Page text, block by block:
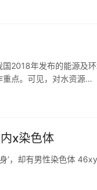
国2018年发布的能源及
重点。可见，对水资源…
x染色体
’，却有男性染色体